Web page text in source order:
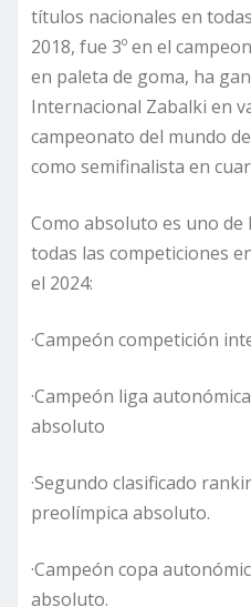
títulos nacionales en
2018, fue 3º en el
en paleta de goma, ha
Internacional Zabalki en
campeonato del mundo
como semifinalista en
Como absoluto es uno
todas las competiciones
el 2024:
·Campeón competición
·Campeón liga
absoluto
·Segundo clasificado
preolímpica absoluto.
·Campeón copa
absoluto.